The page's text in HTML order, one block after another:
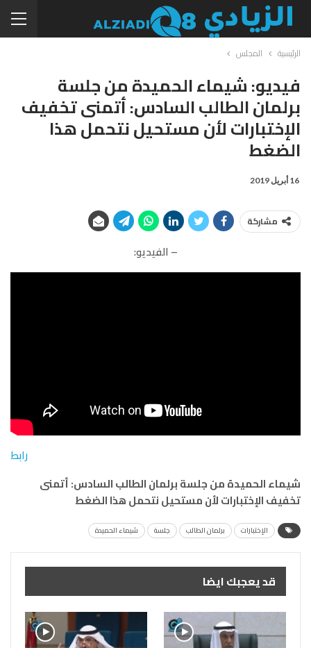
الرئيسية المجلس
فيديو: شيماء الحميدة من جلسة
برلمان الطالب السادس: أتمنى تخفيف
الإختبارات لأن مستحيل نتحمل هذا
الضغط
16 أبريل 2019
مشاركة
– الفيديو:
رابط
شيماء الحميدة من جلسة برلمان الطالب السادس: أتمنى
تخفيف الإختبارات لأن مستحيل نتحمل هذا الضغط
الإختبارات برلمان الطالب جلسة شيماء الحميدة
قد يعجبك ايضا